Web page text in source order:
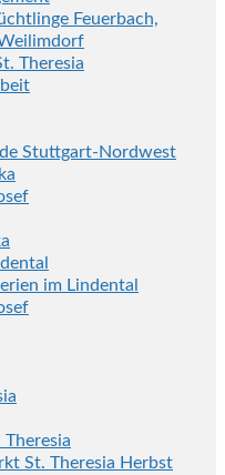
Feuerbach,
Theresia
Stuttgart-Nordwest
im Lindental
Theresia
St. Theresia Herbst